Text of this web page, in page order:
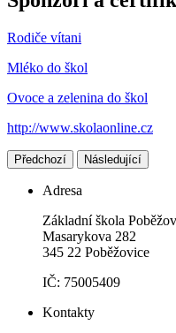
Rodiče vítani
Mléko do škol
Ovoce a zelenina do škol
http://www.skolaonline.cz
Předchozí Následující
Adresa
Základní škola
Masarykova 282
345 22 Poběžovice
IČ: 75005409
Kontakty